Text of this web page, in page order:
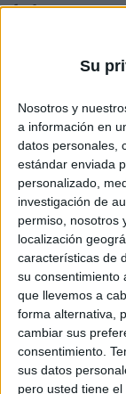
Su
Nosotros y
a información en
datos personales,
estándar enviada
personalizado,
investigación de
permiso, nosotros
localización
características de
su consentimiento
que llevemos a
forma alternativa,
cambiar sus
consentimiento.
sus datos
pero usted tiene
de l'acusat
L'acusat, que
víctima es
Grindr a
explicar
denunciar els
plataforma
amb nois de
Tots dos van
l'aplicació,
converses
conèixer-se